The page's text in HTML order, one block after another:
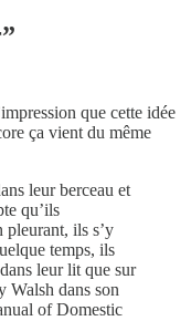
que cette idée
ça vient du même
leur berceau et
qu’ils
pleurant, ils s’y
temps, ils
leur lit que sur
Walsh dans son
of Domestic